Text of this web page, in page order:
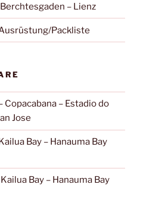
– Lienz
Packliste
Copacabana – Estadio do
Jose
Bay – Hanauma Bay
Bay – Hanauma Bay